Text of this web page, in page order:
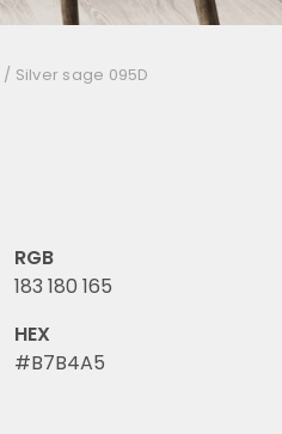
/ Silver sage 095D
RGB
183 180 165
HEX
#B7B4A5